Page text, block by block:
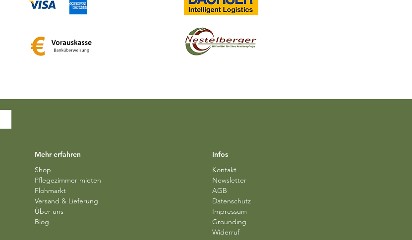
Mehr erfahren
Shop
Pflegezimmer mieten
Flohmarkt
Versand & Lieferung​​
Über uns
Blog
Infos
Kontakt
Newsletter
AGB
Datenschutz
Impressum
Grounding
Widerruf